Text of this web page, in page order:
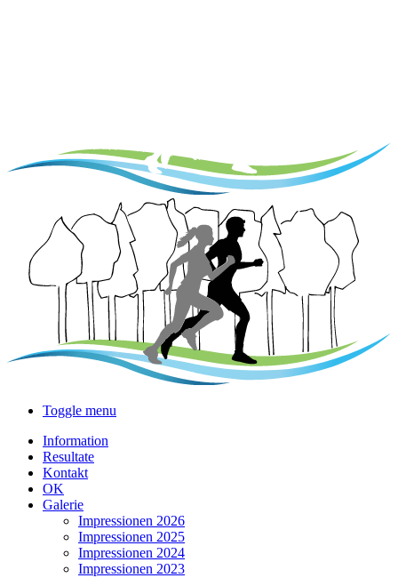
Toggle menu
Information
Resultate
Kontakt
OK
Galerie
Impressionen 2026
Impressionen 2025
Impressionen 2024
Impressionen 2023